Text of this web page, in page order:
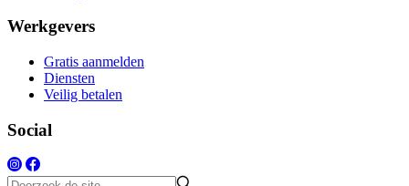
Werkgevers
Gratis aanmelden
Diensten
Veilig betalen
Social